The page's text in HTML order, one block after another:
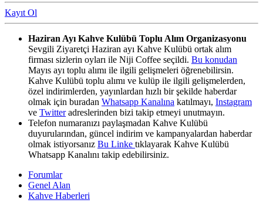
Kayıt Ol
Haziran Ayı Kahve Kulübü Toplu Alım Organizasyonu
Sevgili Ziyaretçi Haziran ayı Kahve Kulübü ortak alım
firması sizlerin oyları ile Niji Coffee seçildi. Bu konudan
Mayıs ayı toplu alımı ile ilgili gelişmeleri öğrenebilirsin.
Kahve Kulübü toplu alımı ve kulüp ile ilgili gelişmelerden,
özel indirimlerden, yayınlardan hızlı bir şekilde haberdar
olmak için buradan Whatsapp Kanalına katılmayı, Instagram
ve Twitteradreslerinden bizi takip etmeyi unutmayın.
Telefon numaranızı paylaşmadan Kahve Kulübü
duyurularından, güncel indirim ve kampanyalardan haberdar
olmak istiyorsanız Bu Linke tıklayarak Kahve Kulübü
Whatsapp Kanalını takip edebilirsiniz.
Forumlar
Genel Alan
Kahve Haberleri